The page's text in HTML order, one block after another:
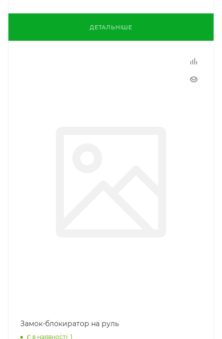
ДЕТАЛЬНІШЕ
Замок-блокиратор на руль
Є в наявності: 1